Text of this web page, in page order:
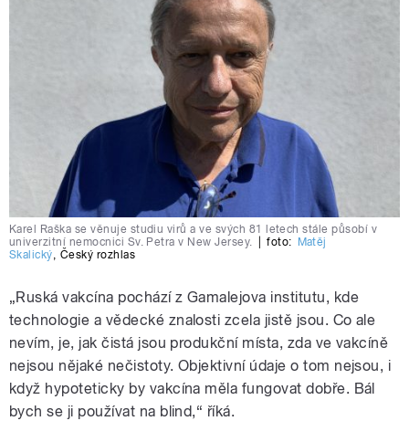
Karel Raška se věnuje studiu virů a ve svých 81 letech stále působí v
univerzitní nemocnici Sv. Petra v New Jersey.
foto: Matěj
Skalický
Český rozhlas
„Ruská vakcína pochází z Gamalejova institutu, kde
technologie a vědecké znalosti zcela jistě jsou. Co ale
nevím, je, jak čistá jsou produkční místa, zda ve vakcíně
nejsou nějaké nečistoty. Objektivní údaje o tom nejsou, i
když hypoteticky by vakcína měla fungovat dobře. Bál
bych se ji používat na blind,“ říká.